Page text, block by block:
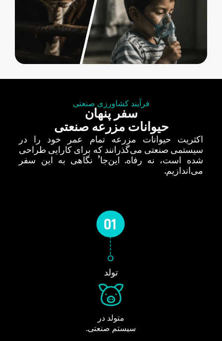
فرآیند کشاورزی صنعتی
سفر پنهان
حیوانات مزرعه صنعتی
اکثریت حیوانات مزرعه تمام عمر خود را در
سیستمی صنعتی می‌گذرانند که برای کارایی طراحی
شده است، نه رفاه. این‌جا’ نگاهی به این سفر
می‌اندازیم.
تولد
متولد در
سیستم صنعتی.